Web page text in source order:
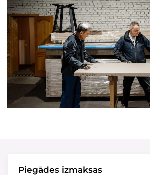
Piegādes izmaksas